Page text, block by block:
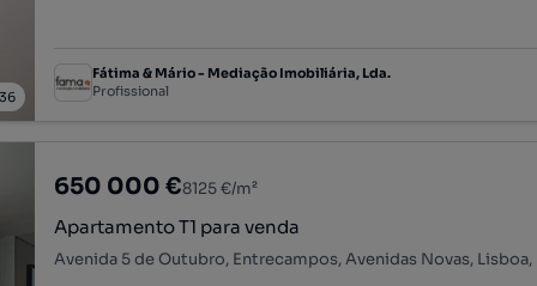
36
Fátima & Mário - Mediação Imobiliária, Lda.
Profissional
650 000 €8125 €/m²
Apartamento T1 para venda
Avenida 5 de Outubro, Entrecampos, Avenidas Novas, Lisboa,